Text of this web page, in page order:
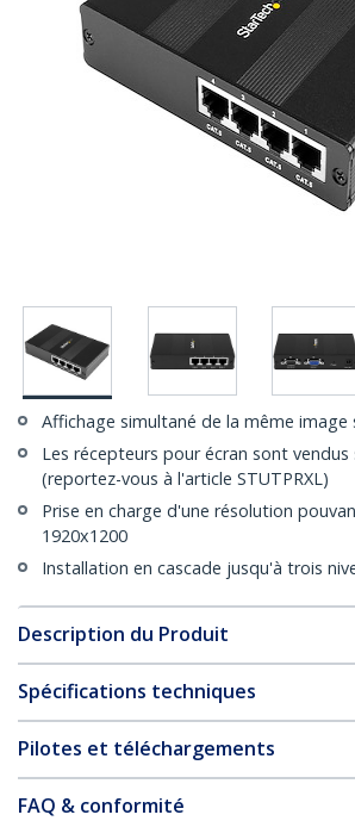
Affichage simultané de la même image
Les récepteurs pour écran sont
(reportez-vous à l'article STUTPRXL)
Prise en charge d'une résolution
1920x1200
Installation en cascade jusqu'à trois
Description du Produit
Spécifications techniques
Pilotes et téléchargements
FAQ & conformité